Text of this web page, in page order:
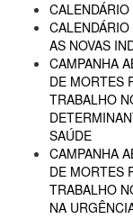
AS NOVAS
CAMPANHA
DE MORTES
TRABALHO
SAÚDE
CAMPANHA
DE MORTES
TRABALHO
NA